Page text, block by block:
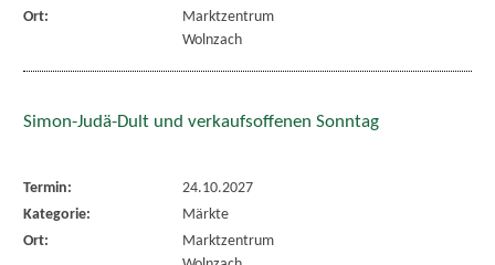
Ort:
Marktzentrum
Wolnzach
Simon-Judä-Dult und verkaufsoffenen Sonntag
Termin:
24.10.2027
Kategorie:
Märkte
Ort:
Marktzentrum